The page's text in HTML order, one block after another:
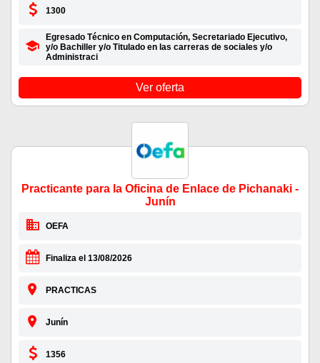
1300
Egresado Técnico en Computación, Secretariado Ejecutivo,
y/o Bachiller y/o Titulado en las carreras de sociales y/o
Administraci
Ver oferta
Practicante para la Oficina de Enlace de Pichanaki -
Junín
OEFA
Finaliza el 13/08/2026
PRACTICAS
Junín
1356